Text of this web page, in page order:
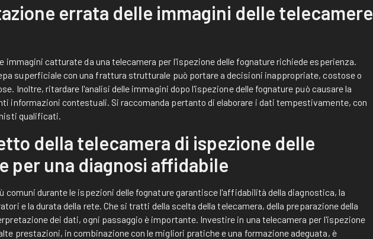
errata delle immagini delle telecamere
immagini catturate da una telecamera per l'ispezione delle fognature richiede esperienza.
superficiale con una frattura strutturale può portare a decisioni inappropriate, costose o
Inoltre, ritardare l'analisi delle immagini dopo l'ispezione delle fognature può causare la
informazioni contestuali. Si raccomanda pertanto di elaborare i dati tempestivamente, con
qualificati.
della telecamera di ispezione delle
per una diagnosi affidabile
comuni durante le ispezioni delle fognature garantisce l'affidabilità della diagnostica, la
e la durata della rete. Che si tratti della scelta della telecamera, della preparazione della
dei dati, ogni passaggio è importante. Investire in una telecamera per l'ispezione
prestazioni, in combinazione con le migliori pratiche e una formazione adeguata, è